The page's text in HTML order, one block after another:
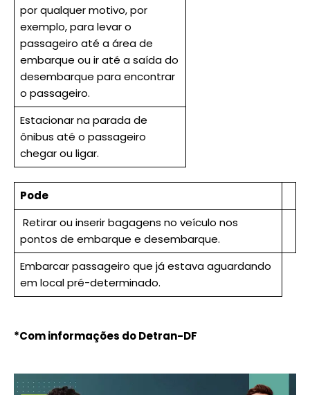
por qualquer motivo, por
exemplo, para levar o
passageiro até a área de
embarque ou ir até a saída do
desembarque para encontrar
o passageiro.
Estacionar na parada de
ônibus até o passageiro
chegar ou ligar.
Pode
Retirar ou inserir bagagens no veículo nos
pontos de embarque e desembarque.
Embarcar passageiro que já estava aguardando
em local pré-determinado.
*Com informações do Detran-DF